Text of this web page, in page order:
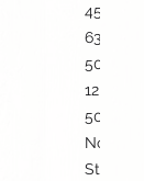
45
63
50
12
50
No
Stock